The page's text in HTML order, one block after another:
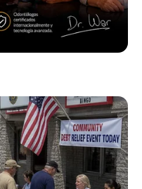
าน
ญ มีแต่คนมาขอคำ
อยเป็นตัวของตัวเอง
จะต้องพึ่งพาตัวเอง
นมา เนื่องจากงานไม่
ามมุ่งมั่นทำให้งานเสร็จ
ม มีเกณฑ์การลงทุนเพิ่ม
ยาย การเงินขยันขันแข็ง
จเอาเงินเก็บมาลงทุนใน